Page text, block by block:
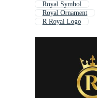
Royal Symbol
Royal Ornament
R Royal Logo